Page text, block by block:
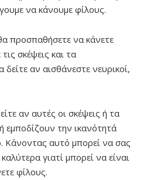
να κάνουμε φίλους.
προσπαθήσετε να κάνετε
σκέψεις και τα
αν αισθάνεστε νευρικοί,
αν αυτές οι σκέψεις ή τα
την ικανότητά
Κάνοντας αυτό μπορεί να σας
γιατί μπορεί να είναι
φίλους.